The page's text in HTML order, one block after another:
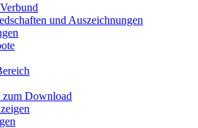
und Auszeichnungen
Download